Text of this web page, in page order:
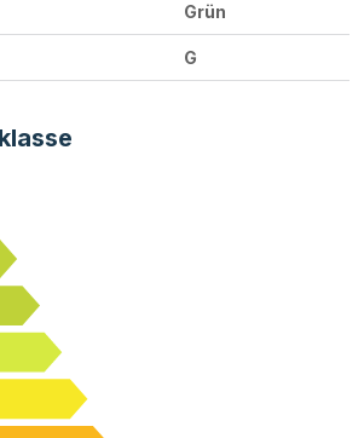
Grün
G